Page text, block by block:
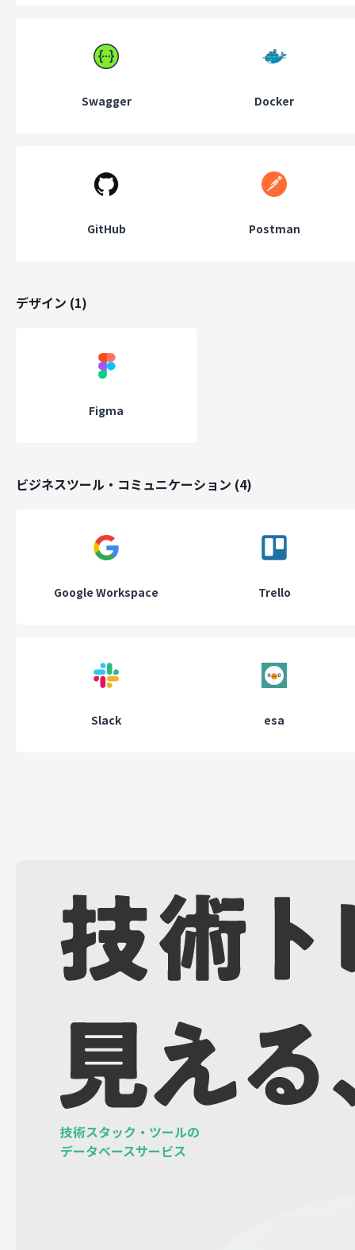
Swagger Docker
GitHub Postman
デザイン (1)
Figma
ビジネスツール・コミュニケーション (4)
Google Workspace Trello
Slack esa
技術スタック・ツールの
データベースサービス